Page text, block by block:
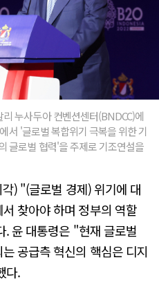
누사두아 컨벤션센터(BNDCC)에
서 '글로벌 복합위기 극복을 위한 기
글로벌 협력'을 주제로 기조연설을
) "(글로벌 경제) 위기에 대
찾아야 하며 정부의 역할
. 윤 대통령은 "현재 글로벌
공급측 혁신의 핵심은 디지
다.